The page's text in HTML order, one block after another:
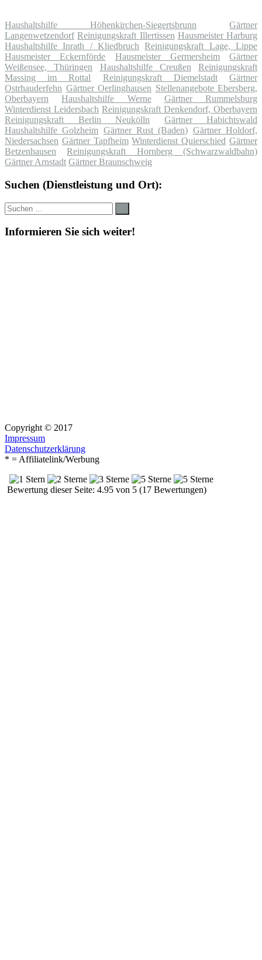
Haushaltshilfe Höhenkirchen-Siegertsbrunn
Gärtner
Langenwetzendorf Reinigungskraft Illertissen Hausmeister Harburg
Haushaltshilfe Inrath / Kliedbruch
Reinigungskraft Lage, Lippe
Hausmeister Eckernförde
Hausmeister Germersheim
Gärtner
Weißensee, Thüringen
Haushaltshilfe Creußen
Reinigungskraft
Massing im Rottal
Reinigungskraft Diemelstadt
Gärtner
Ostrhauderfehn Gärtner Oerlinghausen Stellenangebote Ebersberg,
Oberbayern
Haushaltshilfe Werne
Gärtner Rummelsburg
Winterdienst Leidersbach Reinigungskraft Denkendorf, Oberbayern
Reinigungskraft Berlin Neukölln
Gärtner Habichtswald
Haushaltshilfe Golzheim Gärtner Rust (Baden) Gärtner Holdorf,
Niedersachsen Gärtner Tapfheim Winterdienst Quierschied Gärtner
Betzenhausen
Reinigungskraft Hornberg (Schwarzwaldbahn)
Gärtner Arnstadt Gärtner Braunschweig
Suchen (Dienstleistung und Ort):
Suche
nach:
Informieren Sie sich weiter!
Copyright © 2017
Impressum
Datenschutzerklärung
* = Affiliatelink/Werbung
Bewertung dieser Seite: 4.95 von 5 (17 Bewertungen)